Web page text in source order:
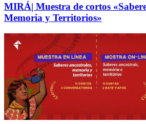
MIRÁ| Muestra de cortos
Memoria y Territorios»